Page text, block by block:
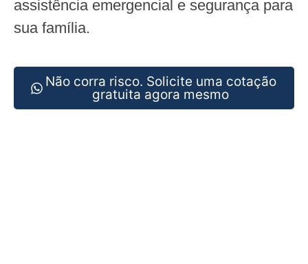
assistência emergencial e segurança para
sua família.
Não corra risco. Solicite uma cotação
gratuita agora mesmo